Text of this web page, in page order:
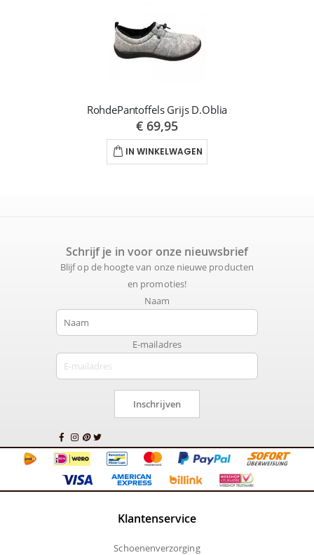
RohdePantoffels Grijs D.Oblia
€ 69,95
IN WINKELWAGEN
Schrijf je in voor onze nieuwsbrief
Blijf op de hoogte van onze nieuwe producten
en promoties!
Naam
E-mailadres
Inschrijven
Klantenservice
Schoenenverzorging